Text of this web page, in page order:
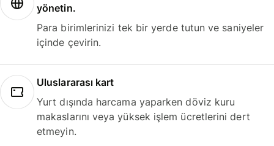
yönetin.
Para birimlerinizi tek bir yerde tutun ve saniyeler
içinde çevirin.
Uluslararası kart
Yurt dışında harcama yaparken döviz kuru
makaslarını veya yüksek işlem ücretlerini dert
etmeyin.